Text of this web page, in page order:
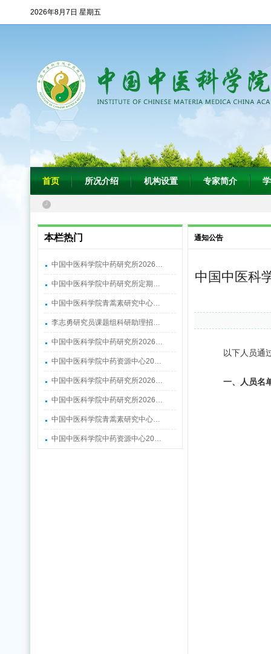
2026年8月7日 星期五
首页 所况介绍 机构设置 专家简介
本栏热门
中国中医科学院中药研究所2026…
中国中医科学院中药研究所定期…
中国中医科学院青蒿素研究中心…
李志勇研究员课题组科研助理招…
中国中医科学院中药研究所2026…
中国中医科学院中药资源中心20…
中国中医科学院中药研究所2026…
中国中医科学院中药研究所2026…
中国中医科学院青蒿素研究中心…
中国中医科学院中药资源中心20…
通知公告
中国中医科
以下人员通
一、人员名